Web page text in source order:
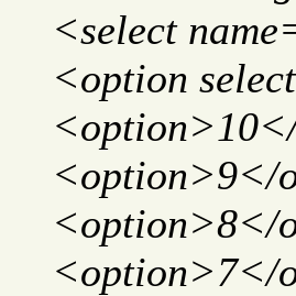
<select
<option
<option>9</
<option>8</
<option>7</